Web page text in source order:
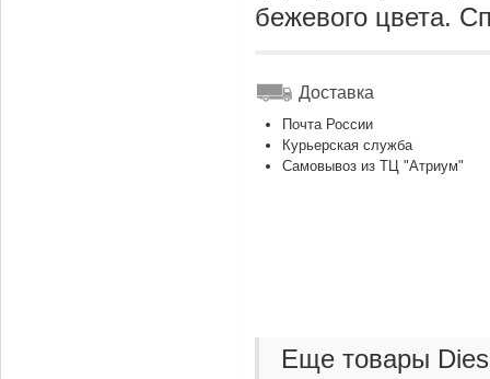
бежевого цвета.
Доставка
Почта России
Курьерская служба
Самовывоз из ТЦ "Атриум"
Еще товары